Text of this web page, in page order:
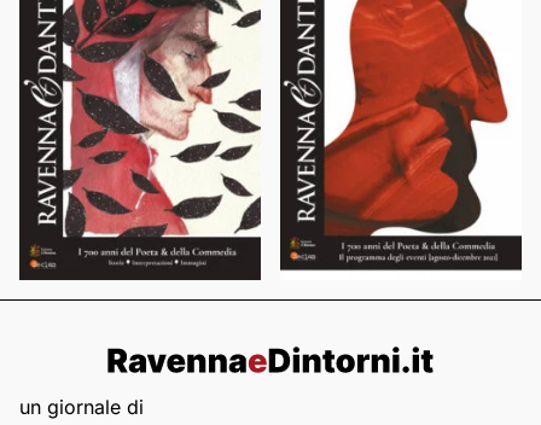
un giornale di